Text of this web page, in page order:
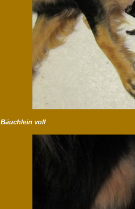
Bäuchlein voll